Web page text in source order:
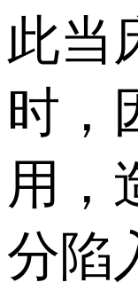
此当
时，
用，
分陷